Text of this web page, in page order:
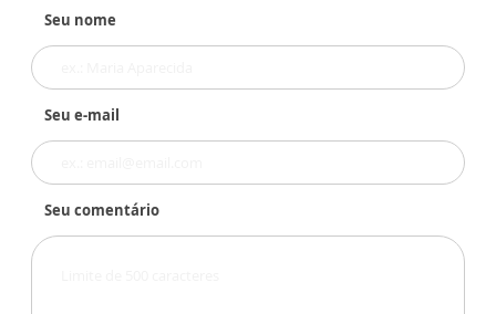
Seu nome
Seu e-mail
Seu comentário